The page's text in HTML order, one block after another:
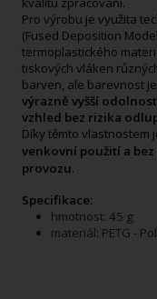
Pro výrobu je využita
(Fused Deposition
termoplastického
tiskových vláken
barven, ale barevnost
výrazně vyšší
vzhled bez rizika
Díky těmto vlastnostem
venkovní použití a
provozu.
Specifikace:
hmotnost: 45 g
materiál: PETG -